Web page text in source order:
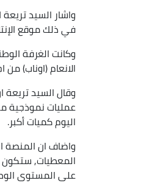
واشار السيد
في ذلك موقع
وكانت الغرفة
الانعام (اوناب)
عمليات نموذجية
اليوم كميات أكبر.
واضاف ان المنصة
المعطيات, ستكون
على المستوى